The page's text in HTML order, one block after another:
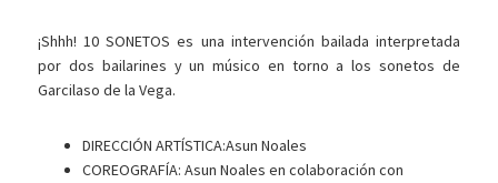
¡Shhh! 10 SONETOS es una intervención bailada interpretada
por dos bailarines y un músico en torno a los sonetos de
Garcilaso de la Vega.
DIRECCIÓN ARTÍSTICA:Asun Noales
COREOGRAFÍA: Asun Noales en colaboración con